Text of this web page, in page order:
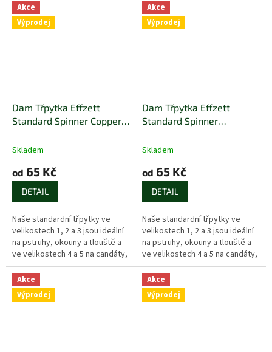
Akce
Výprodej
Dam Třpytka Effzett
Standard Spinner Copper
Skladem
od 65 Kč
DETAIL
Naše standardní třpytky ve
velikostech 1, 2 a 3 jsou ideální
na pstruhy, okouny a tlouště a
ve velikostech 4 a 5 na candáty,
štiky a lososy.
Akce
Výprodej
Dam Třpytka Effzett
Standard Spinner
Skladem
od 65 Kč
DETAIL
Naše standardní třpytky ve
velikostech 1, 2 a 3 jsou ideální
na pstruhy, okouny a tlouště a
ve velikostech 4 a 5 na candáty,
štiky a lososy.
Akce
Výprodej
Akce
Výprodej